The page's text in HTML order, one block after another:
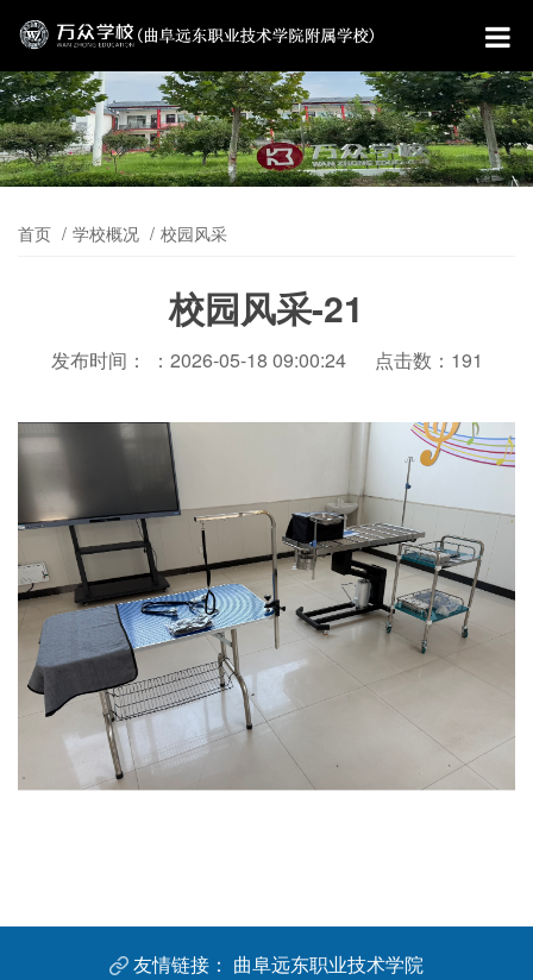
首页 学校概况 校园风采
校园风采-21
发布时间： ：2026-05-18 09:00:24 点击数：191
友情链接： 曲阜远东职业技术学院